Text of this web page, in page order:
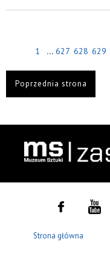
1 ... 627 628 629
Poprzednia strona
Strona główna